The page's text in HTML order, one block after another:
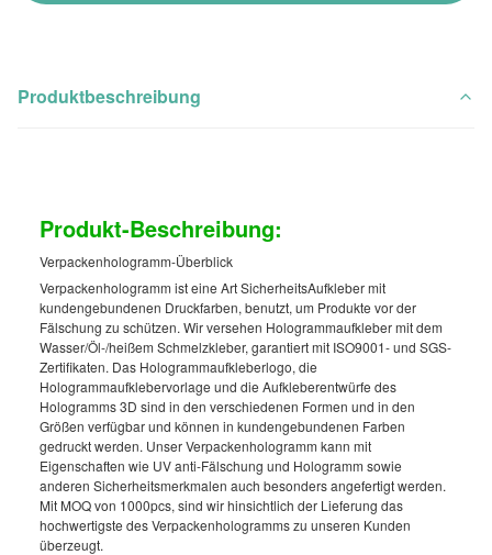
Produktbeschreibung
Produkt-Beschreibung:
Verpackenhologramm-Überblick
Verpackenhologramm ist eine Art SicherheitsAufkleber mit
kundengebundenen Druckfarben, benutzt, um Produkte vor der
Fälschung zu schützen. Wir versehen Hologrammaufkleber mit dem
Wasser/Öl-/heißem Schmelzkleber, garantiert mit ISO9001- und SGS-
Zertifikaten. Das Hologrammaufkleberlogo, die
Hologrammaufklebervorlage und die Aufkleberentwürfe des
Hologramms 3D sind in den verschiedenen Formen und in den
Größen verfügbar und können in kundengebundenen Farben
gedruckt werden. Unser Verpackenhologramm kann mit
Eigenschaften wie UV anti-Fälschung und Hologramm sowie
anderen Sicherheitsmerkmalen auch besonders angefertigt werden.
Mit MOQ von 1000pcs, sind wir hinsichtlich der Lieferung das
hochwertigste des Verpackenhologramms zu unseren Kunden
überzeugt.